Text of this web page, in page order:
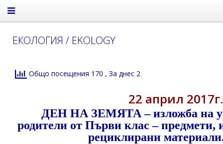
ЕКОЛОГИЯ / EKOLOGY
Общо посещения 170 , За днес 2
22 април 2017г.
ДЕН НА ЗЕМЯТА – изложба на
родители от Първи клас – предмети,
рециклирани